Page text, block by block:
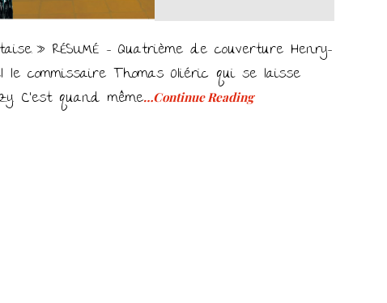
» RÉSUMÉ – Quatrième de couverture Henry-
commissaire Thomas Oliéric qui se laisse
C’est quand même…Continue Reading